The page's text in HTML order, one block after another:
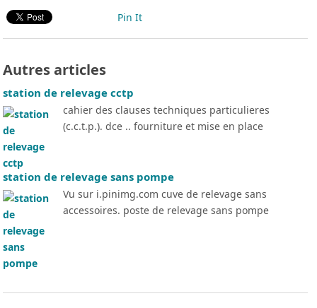
Pin It
Autres articles
station de relevage cctp
cahier des clauses techniques particulieres
(c.c.t.p.). dce .. fourniture et mise en place
station de relevage sans pompe
Vu sur i.pinimg.com cuve de relevage sans
accessoires. poste de relevage sans pompe